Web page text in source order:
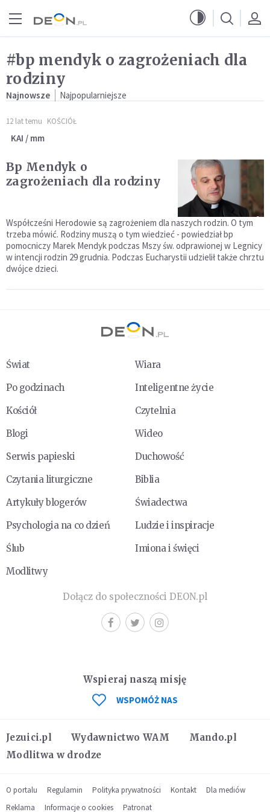
#bp mendyk o zagrożeniach dla
rodziny
Najnowsze Najpopularniejsze
12 lat temu KOŚCIÓŁ
KAI / mm
Bp Mendyk o
zagrożeniach dla rodziny
Współcześni Herodowie są zagrożeniem dla naszych rodzin. O tym
trzeba mówić. Rodziny muszą o tym wiedzieć - powiedział bp
pomocniczy Marek Mendyk podczas Mszy św. odprawionej w Legnicy
w intencji rodzin 29 grudnia. Podczas Eucharystii udzielił także chrztu
dwójce dzieci.
Świat
Wiara
Po godzinach
Inteligentne życie
Kościół
Czytelnia
Blogi
Wideo
Serwis papieski
Duchowość
Czytania liturgiczne
Biblia
Artykuły blogerów
Świadectwa
Psychologia na co dzień
Ludzie i inspiracje
Ślub
Imiona i święci
Modlitwy
Dołącz do społeczności DEON.pl
Jezuici.pl Wydawnictwo WAM
Mando.pl
Modlitwa w drodze
Wspieraj naszą misję
WSPOMÓŻ NAS
O portalu Regulamin Polityka prywatności Kontakt
Dla mediów
Reklama
Informacje o cookies Patronat